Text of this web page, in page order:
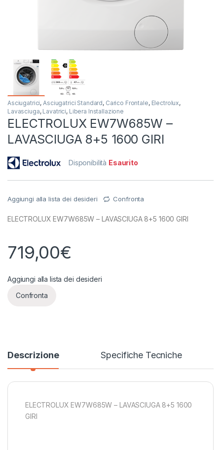
Asciugatrici,Asciugatrici Standard, Carico Frontale, Electrolux,
Lavasciuga, Lavatrici, Libera Installazione
ELECTROLUX EW7W685W –
LAVASCIUGA 8+5 1600 GIRI
Disponibilità Esaurito
Aggiungi alla lista dei desideri Confronta
ELECTROLUX EW7W685W – LAVASCIUGA 8+5 1600 GIRI
719,00€
Aggiungi alla lista dei desideri
Confronta
Descrizione Specifiche Tecniche
ELECTROLUX EW7W685W – LAVASCIUGA 8+5 1600
GIRI